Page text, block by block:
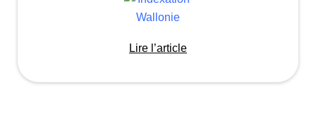
Lire l’article